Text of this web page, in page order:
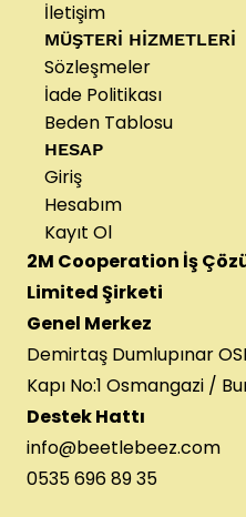
İletişim
MÜŞTERİ HİZMETLERİ
Sözleşmeler
İade Politikası
Beden Tablosu
HESAP
Giriş
Hesabım
Kayıt Ol
2M Cooperation İş
Limited Şirketi
Genel Merkez
Demirtaş Dumlupınar
Kapı No:1 Osmangazi /
Destek Hattı
info@beetlebeez.com
0535 696 89 35